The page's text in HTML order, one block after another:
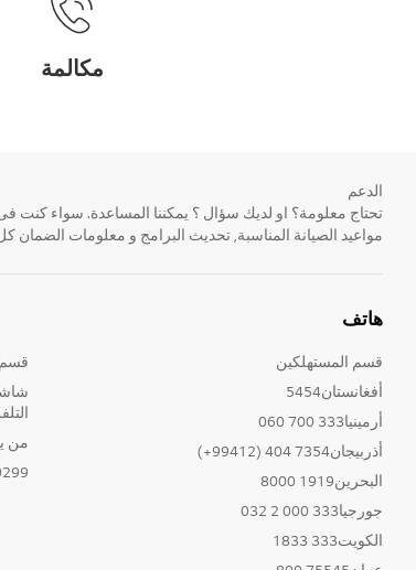
مكالمة
الدعم
مواعيد الصيانة المناسبة, تحديث البرامج و معلومات الضمان
هاتف
قسم المستهلكين
أفغانستان5454
أرمينيا333 700 060
أذربيجان7354 404 (99412+)
البحرين1919 8000
جورجيا333 000 2 032
الكويت333 1833
من
805 4 971+